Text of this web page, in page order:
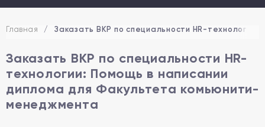
Главная / Заказать ВКР по специальности HR-
Заказать ВКР по специальности HR-
технологии: Помощь в написании
диплома для Факультета комьюнити-
менеджмента